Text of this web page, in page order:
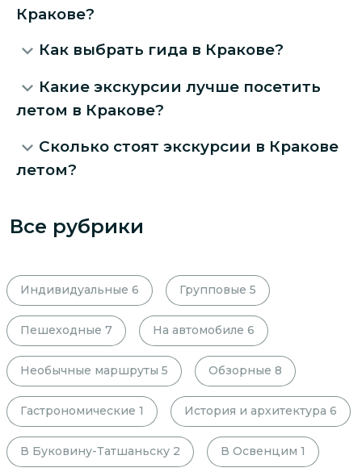
Кракове?
Как выбрать гида в Кракове?
Какие экскурсии лучше посетить
летом в Кракове?
Сколько стоят экскурсии в Кракове
летом?
Все рубрики
Индивидуальные 6 Групповые 5
Пешеходные 7 На автомобиле 6
Необычные маршруты 5 Обзорные 8
Гастрономические 1 История и архитектура 6
В Буковину-Татшаньску 2 В Освенцим 1